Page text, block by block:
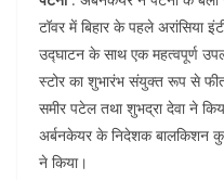
c
e
b
o
o
itt
er
at
s
A
p
p
l
टॉवर में बिहार के पहले अरांसिया
उद्घाटन के साथ एक महत्वपूर्ण
स्टोर का शुभारंभ संयुक्त रूप से
समीर पटेल तथा शुभद्रा देवा ने
अर्बनकेयर के निदेशक बालकिशन
ने किया।